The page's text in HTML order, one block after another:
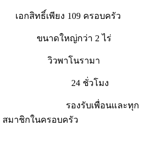
เอกสิทธิ์เพียง 109 ครอบครัว
ขนาดใหญ่กว่า 2 ไร่
วิวพาโนรามา
24 ชั่วโมง
รองรับเพื่อนและทุก
สมาชิกในครอบครัว